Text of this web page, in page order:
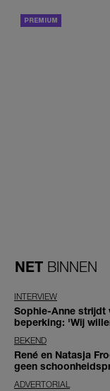
NET BINNEN
INTERVIEW
Sophie-Anne strijdt
beperking: 'Wij
BEKEND
René en Natasja
geen
ADVERTORIAL